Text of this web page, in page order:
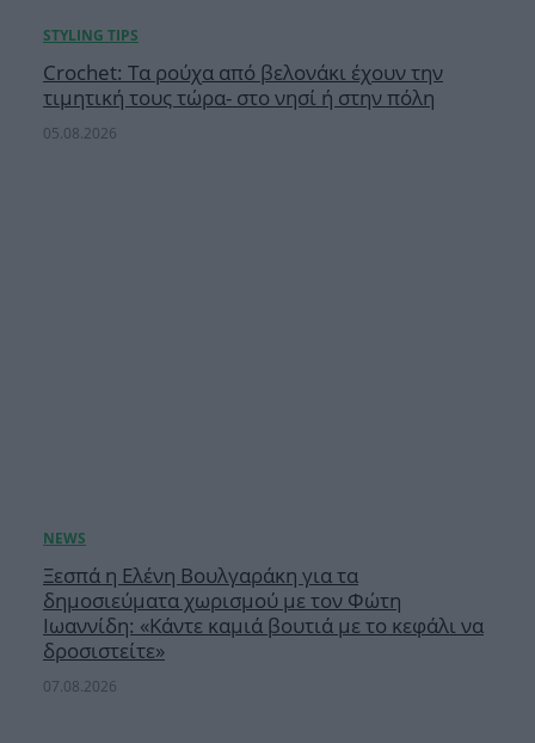
Crochet: Τα ρούχα από βελονάκι έχουν την
τιμητική τους τώρα- στο νησί ή στην πόλη
05.08.2026
Ξεσπά η Ελένη Βουλγαράκη για τα
δημοσιεύματα χωρισμού με τον Φώτη
Ιωαννίδη: «Κάντε καμιά βουτιά με το κεφάλι να
δροσιστείτε»
07.08.2026